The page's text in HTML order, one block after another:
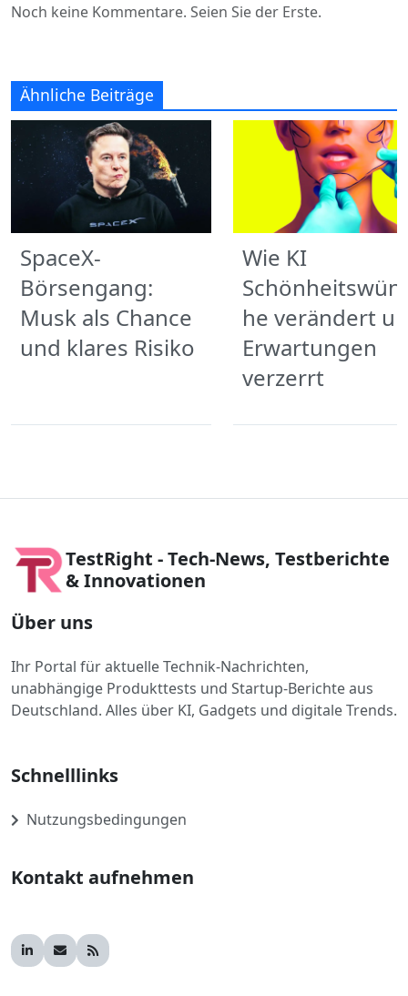
Noch keine Kommentare. Seien Sie der Erste.
Ähnliche Beiträge
SpaceX-
Börsengang:
Musk als Chance
und klares Risiko
Wie KI
he verändert
Erwartungen
verzerrt
TestRight - Tech-News, Testberichte
& Innovationen
Über uns
Ihr Portal für aktuelle Technik-Nachrichten,
unabhängige Produkttests und Startup-Berichte aus
Deutschland. Alles über KI, Gadgets und digitale Trends.
Schnelllinks
Nutzungsbedingungen
Kontakt aufnehmen